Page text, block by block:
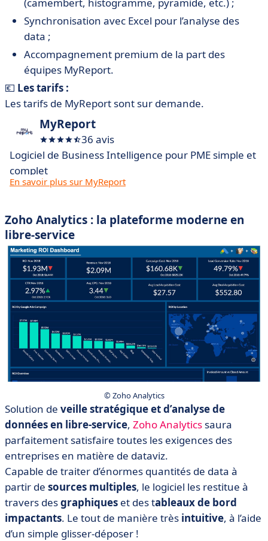
Synchronisation avec Excel pour l’analyse des
data ;
Accompagnement premium de la part des
équipes MyReport.
💶 Les tarifs :
Les tarifs de MyReport sont sur demande.
MyReport
36 avis
Logiciel de Business Intelligence pour PME simple et
complet
En savoir plus sur MyReport
Zoho Analytics : la plateforme moderne en
libre-service
© Zoho Analytics
Solution de veille stratégique et d’analyse de
données en libre-service, Zoho Analytics saura
parfaitement satisfaire toutes les exigences des
entreprises en matière de dataviz.
Capable de traiter d’énormes quantités de data à
partir de sources multiples, le logiciel les restitue à
travers desgraphiques et des tableaux de bord
impactants. Le tout de manière très intuitive, à l’aide
d’un simple glisser-déposer !